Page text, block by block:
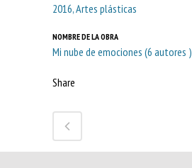
2016, Artes plásticas
NOMBRE DE LA OBRA
Mi nube de emociones (6 autores )
Share